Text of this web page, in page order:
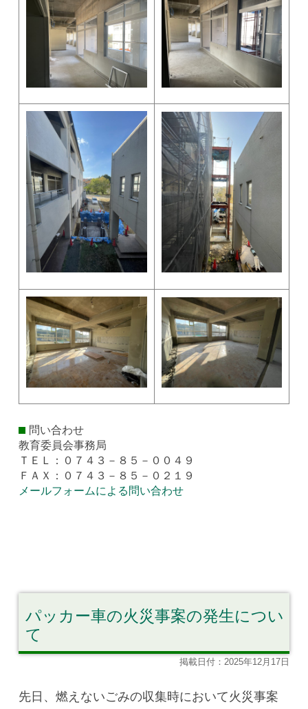
問い合わせ
教育委員会事務局
ＴＥＬ：０７４３－８５－００４９
ＦＡＸ：０７４３－８５－０２１９
メールフォームによる問い合わせ
パッカー車の火災事案の発生につい
て
掲載日付：2025年12月17日
先日、燃えないごみの収集時において火災事案